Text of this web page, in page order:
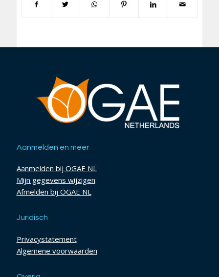
Aanmelden en meer
Aanmelden bij OGAE NL
Mijn gegevens wijzigen
Afmelden bij OGAE NL
Juridisch
Privacystatement
Algemene voorwaarden